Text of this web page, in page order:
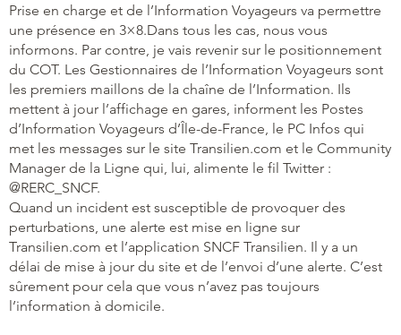
Prise en charge et de l’Information Voyageurs va permettre
une présence en 3×8.Dans tous les cas, nous vous
informons. Par contre, je vais revenir sur le positionnement
du COT. Les Gestionnaires de l’Information Voyageurs sont
les premiers maillons de la chaîne de l’Information. Ils
mettent à jour l’affichage en gares, informent les Postes
d’Information Voyageurs d’Île-de-France, le PC Infos qui
met les messages sur le site Transilien.com et le Community
Manager de la Ligne qui, lui, alimente le fil Twitter :
@RERC_SNCF.
Quand un incident est susceptible de provoquer des
perturbations, une alerte est mise en ligne sur
Transilien.com et l’application SNCF Transilien. Il y a un
délai de mise à jour du site et de l’envoi d’une alerte. C’est
sûrement pour cela que vous n’avez pas toujours
l’information à domicile.